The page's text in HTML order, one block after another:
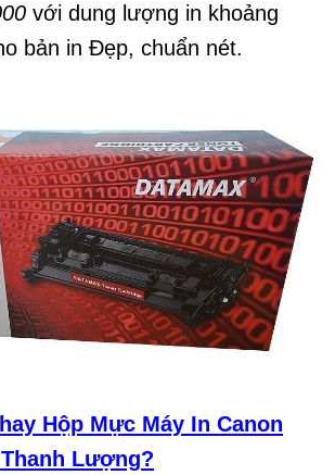
với dung lượng in khoảng
bản in Đẹp, chuẩn nét.
Hộp Mực Máy In Canon
Lượng?